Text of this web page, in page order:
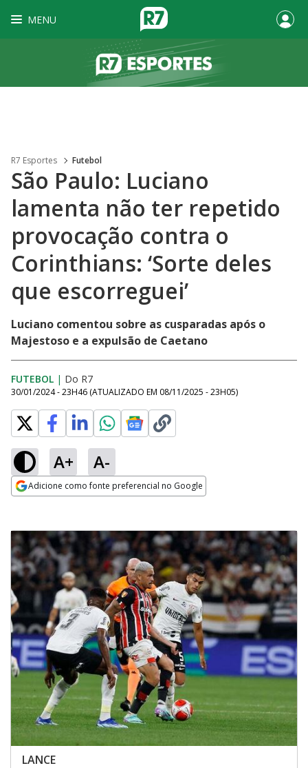
MENU
R7 Esportes Futebol
São Paulo: Luciano
lamenta não ter repetido
provocação contra o
Corinthians: ‘Sorte deles
que escorreguei’
Luciano comentou sobre as cusparadas após o
Majestoso e a expulsão de Caetano
FUTEBOL | Do R7
30/01/2024 - 23H46 (ATUALIZADO EM 08/11/2025 - 23H05)
A+ A-
Adicione como fonte preferencial no Google
LANCE